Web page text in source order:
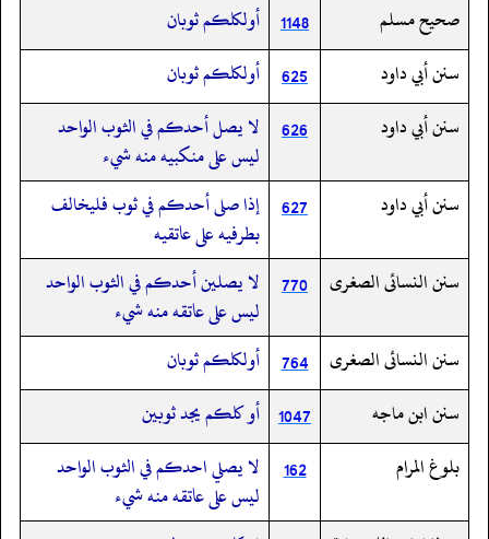
صحيح مسلم
1148 أولكلكم ثوبان
سنن أبي داود
625
أولكلكم ثوبان
سنن أبي داود
626
لا يصل أحدكم في الثوب الواحد
ليس على منكبيه منه شيء
سنن أبي داود
627
إذا صلى أحدكم في ثوب فليخالف
بطرفيه على عاتقيه
سنن النسائى الصغرى
770
لا يصلين أحدكم في الثوب الواحد
ليس على عاتقه منه شيء
سنن النسائى الصغرى
764
أولكلكم ثوبان
سنن ابن ماجه
1047 أو كلكم يجد ثوبين
بلوغ المرام
162
لا يصلي احدكم في الثوب الواحد
ليس على عاتقه منه شيء